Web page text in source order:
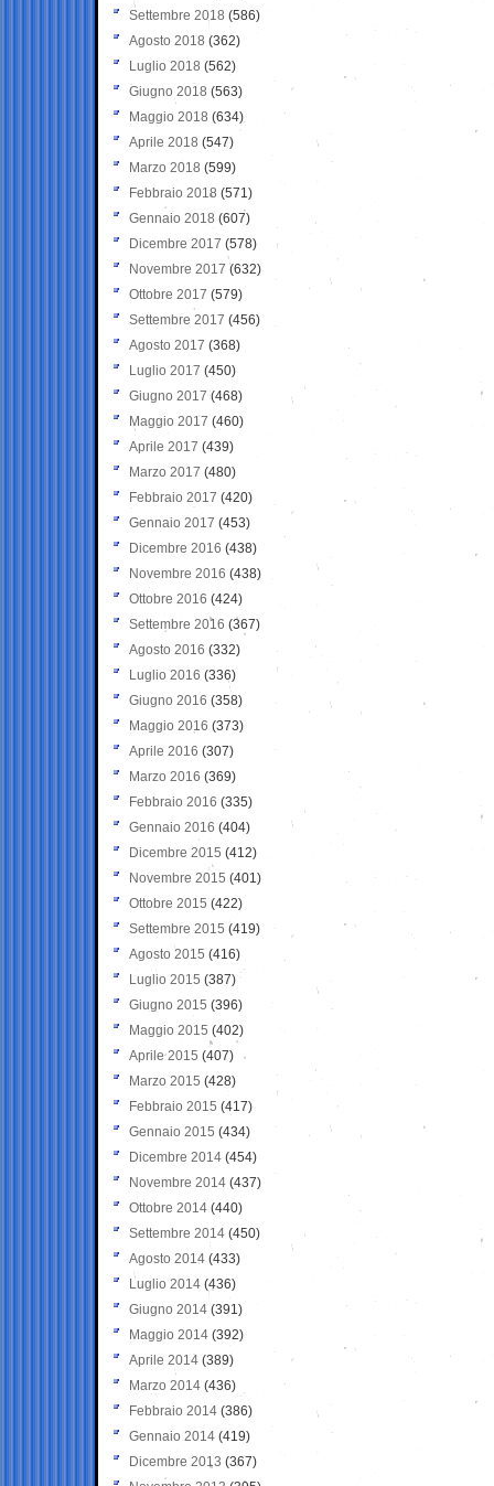
Settembre 2018 (586)
Agosto 2018 (362)
Luglio 2018 (562)
Giugno 2018 (563)
Maggio 2018 (634)
Aprile 2018 (547)
Marzo 2018 (599)
Febbraio 2018 (571)
Gennaio 2018 (607)
Dicembre 2017 (578)
Novembre 2017 (632)
Ottobre 2017 (579)
Settembre 2017 (456)
Agosto 2017 (368)
Luglio 2017 (450)
Giugno 2017 (468)
Maggio 2017 (460)
Aprile 2017 (439)
Marzo 2017 (480)
Febbraio 2017 (420)
Gennaio 2017 (453)
Dicembre 2016 (438)
Novembre 2016 (438)
Ottobre 2016 (424)
Settembre 2016 (367)
Agosto 2016 (332)
Luglio 2016 (336)
Giugno 2016 (358)
Maggio 2016 (373)
Aprile 2016 (307)
Marzo 2016 (369)
Febbraio 2016 (335)
Gennaio 2016 (404)
Dicembre 2015 (412)
Novembre 2015 (401)
Ottobre 2015 (422)
Settembre 2015 (419)
Agosto 2015 (416)
Luglio 2015 (387)
Giugno 2015 (396)
Maggio 2015 (402)
Aprile 2015 (407)
Marzo 2015 (428)
Febbraio 2015 (417)
Gennaio 2015 (434)
Dicembre 2014 (454)
Novembre 2014 (437)
Ottobre 2014 (440)
Settembre 2014 (450)
Agosto 2014 (433)
Luglio 2014 (436)
Giugno 2014 (391)
Maggio 2014 (392)
Aprile 2014 (389)
Marzo 2014 (436)
Febbraio 2014 (386)
Gennaio 2014 (419)
Dicembre 2013 (367)